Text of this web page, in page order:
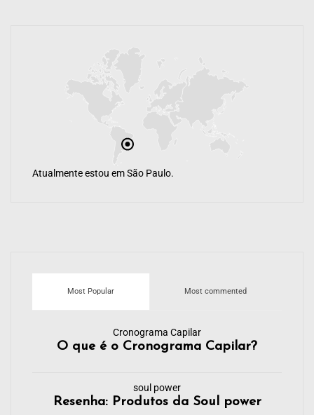
Atualmente estou em São Paulo.
Most Popular Most commented
Cronograma Capilar
O que é o Cronograma Capilar?
soul power
Resenha: Produtos da Soul power